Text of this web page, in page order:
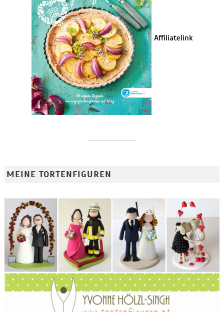
Affiliatelink
MEINE TORTENFIGUREN